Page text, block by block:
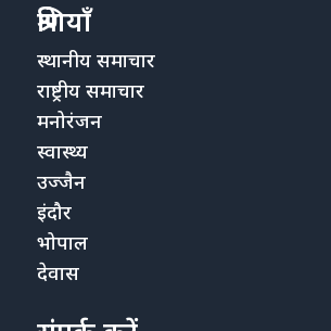
श्रेणियाँ
स्थानीय समाचार
राष्ट्रीय समाचार
मनोरंजन
स्वास्थ्य
उज्जैन
इंदौर
भोपाल
देवास